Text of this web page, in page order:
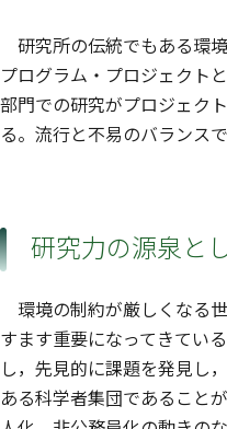
研究所の伝統でもある環
プログラム・プロジェクト
部門での研究がプロジェク
る。流行と不易のバランスで
研究力の源泉と
環境の制約が厳しくなる
すます重要になってきてい
し，先見的に課題を発見し
ある科学者集団であること